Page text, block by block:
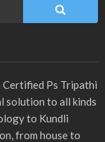
Ps Tripathi
solution to all kinds
to Kundli
from house to